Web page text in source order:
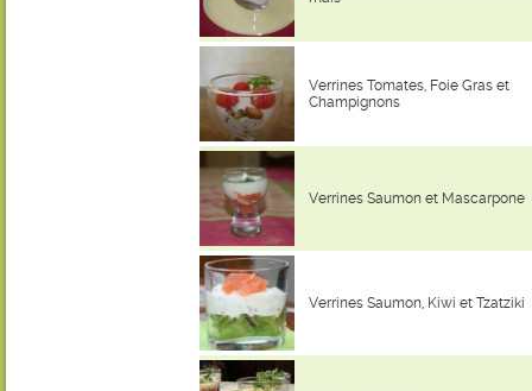
Verrines Tomates, Foie Gras et
Champignons
Verrines Saumon et Mascarpone
Verrines Saumon, Kiwi et Tzatziki